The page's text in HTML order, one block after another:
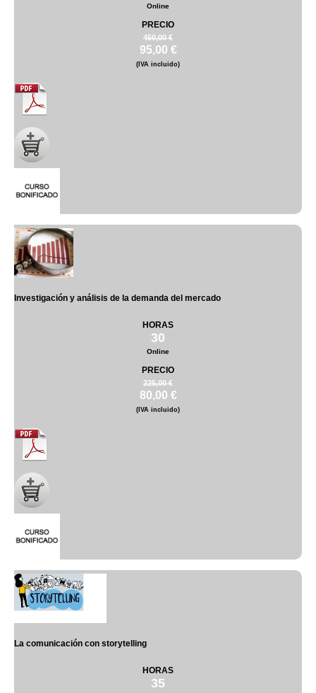
Online
PRECIO
450,00 €
95,00 €
(IVA incluido)
Investigación y análisis de la demanda del mercado
HORAS
30
Online
PRECIO
225,00 €
80,00 €
(IVA incluido)
La comunicación con storytelling
HORAS
35